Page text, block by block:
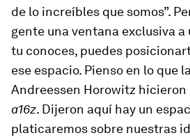
de lo increíbles que somos”.
gente una ventana exclusiva a
tu conoces, puedes
ese espacio. Pienso en lo que
Andreessen Horowitz hicieron
a16z. Dijeron aquí hay un
platicaremos sobre nuestras